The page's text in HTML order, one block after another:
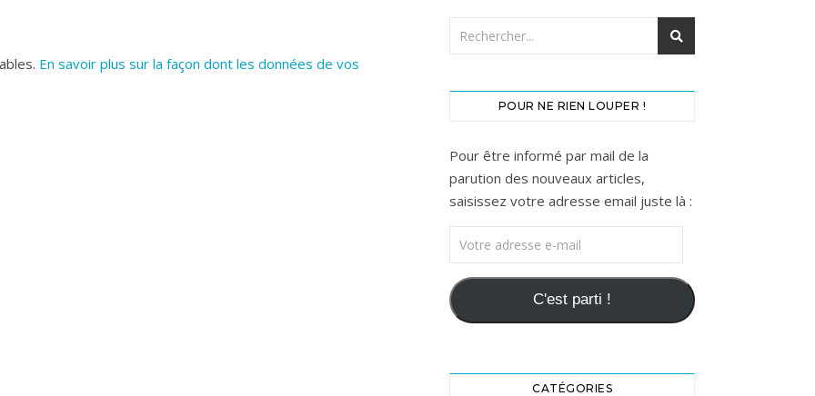
En savoir plus sur la façon dont les données de vos
POUR NE RIEN LOUPER !
Pour être informé par mail de la
parution des nouveaux articles,
saisissez votre adresse email juste là :
Votre adresse e-mail
C'est parti !
CATÉGORIES